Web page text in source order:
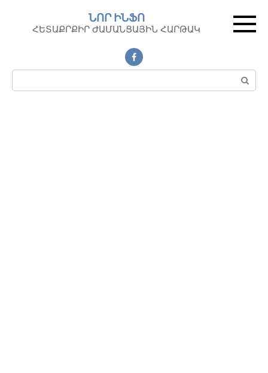
контенту
ՆՈՐ ԻՆՖՈ
ՀԵՏԱՔՐՔԻՐ ԺԱՄԱՆՑԱՅԻՆ ՀԱՐԹԱԿ
Поиск: